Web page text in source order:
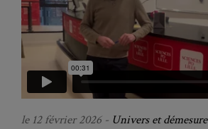
le 12 février 2026 - Univers et démesure